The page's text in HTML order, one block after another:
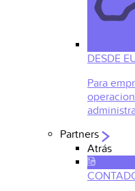
DESDE
Para
Partners
Atrás